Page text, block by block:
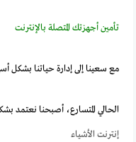
تأمين أجهزتك المتصلة بالإنترنت
مع سعينا إلى إدارة حياتنا بشكل
الحالي المتسارع، أصبحنا نعتمد
إنترنت الأشياء